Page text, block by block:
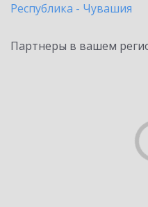
Республика - Чувашия
Партнеры в вашем